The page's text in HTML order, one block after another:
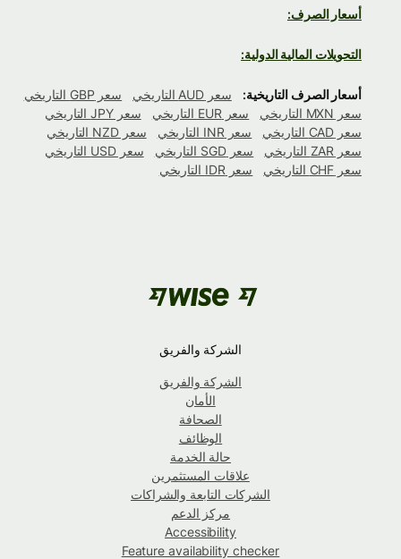
أسعار الصرف:
التحويلات المالية الدولية:
أسعار الصرف التاريخية: سعر AUD التاريخي
سعر GBP التاريخي
سعر MXN التاريخي
سعر EUR التاريخي
سعر JPY التاريخي
سعر CAD التاريخي
سعر INR التاريخي
سعر NZD التاريخي
سعر ZAR التاريخي
سعر SGD التاريخي
سعر USD التاريخي
سعر CHF التاريخي
سعر IDR التاريخي
الشركة والفريق
الشركة والفريق
الأمان
الصحافة
الوظائف
حالة الخدمة
علاقات المستثمرين
الشركات التابعة والشراكات
مركز الدعم
Accessibility
Feature availability checker